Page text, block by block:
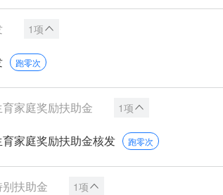
1项
跑零次
家庭奖励扶助金 1项
家庭奖励扶助金核发 跑零次
扶助金 1项